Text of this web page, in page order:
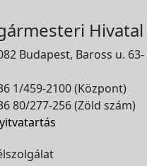
Hivatal
Budapest, Baross u. 63-
1/459-2100 (Központ)
80/277-256 (Zöld szám)